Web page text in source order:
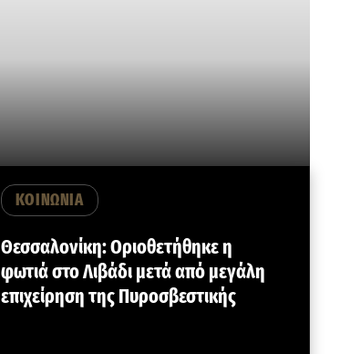
ΚΟΙΝΩΝΙΑ
Θεσσαλονίκη: Οριοθετήθηκε η
φωτιά στο Λιβάδι μετά από μεγάλη
επιχείρηση της Πυροσβεστικής